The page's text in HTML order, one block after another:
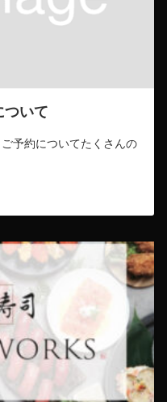
ついて
予約についてたくさんの